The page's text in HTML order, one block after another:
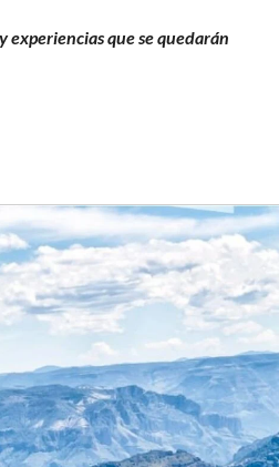
experiencias que se quedarán